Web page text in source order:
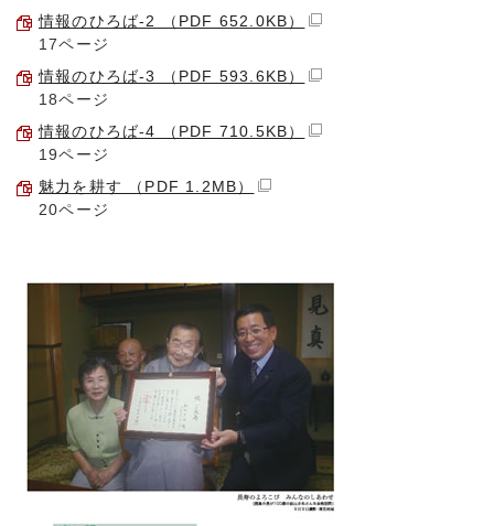
情報のひろば-2 （PDF 652.0KB）
17ページ
情報のひろば-3 （PDF 593.6KB）
18ページ
情報のひろば-4 （PDF 710.5KB）
19ページ
魅力を耕す （PDF 1.2MB）
20ページ